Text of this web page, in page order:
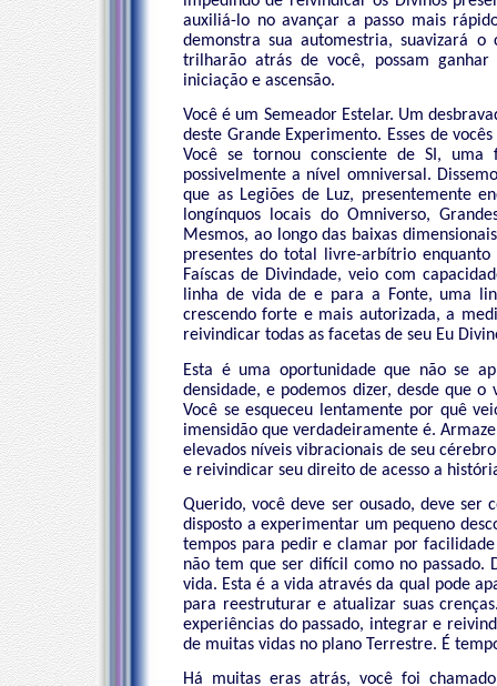
auxiliá-lo no avançar a passo mais
demonstra sua automestria, suavizará
trilharão atrás de você, possam
iniciação e ascensão.
Você é um Semeador Estelar. Um
deste Grande Experimento. Esses de
Você se tornou consciente de SI,
possivelmente a nível omniversal.
que as Legiões de Luz, presentemente
longínquos locais do Omniverso,
Mesmos, ao longo das baixas
presentes do total livre-arbítrio enquanto
Faíscas de Divindade, veio com
linha de vida de e para a Fonte, uma
crescendo forte e mais autorizada, a
reivindicar todas as facetas de seu Eu
Esta é uma oportunidade que não se
densidade, e podemos dizer, desde que
Você se esqueceu lentamente por quê
imensidão que verdadeiramente é.
elevados níveis vibracionais de seu
e reivindicar seu direito de acesso a
Querido, você deve ser ousado, deve ser
disposto a experimentar um pequeno
tempos para pedir e clamar por
não tem que ser difícil como no passado.
vida. Esta é a vida através da qual pode
para reestruturar e atualizar suas
experiências do passado, integrar e
de muitas vidas no plano Terrestre. É
Há muitas eras atrás, você foi